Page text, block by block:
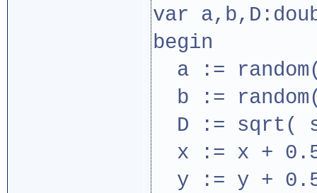
var
begin
a :=
b :=
D := sqrt(
x := x +
y := y +